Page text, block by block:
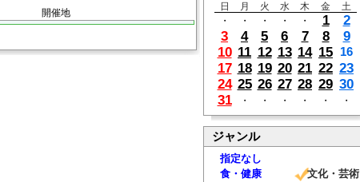
開催地
日
月 火 水 木 金
土
・
・ ・ ・ ・ 1
2
3
4 5 6 7 8
9
10 11 12 13 14 15 16
17 18 19 20 21 22 23
24 25 26 27 28 29 30
31
・ ・ ・ ・ ・ ・
ジャンル
指定なし
食・健康
文化・芸術